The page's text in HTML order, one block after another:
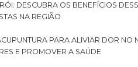
DESCUBRA OS BENEFÍCIOS
NA REGIÃO
ACUPUNTURA PARA ALIVIAR DOR NO
E PROMOVER A SAÚDE